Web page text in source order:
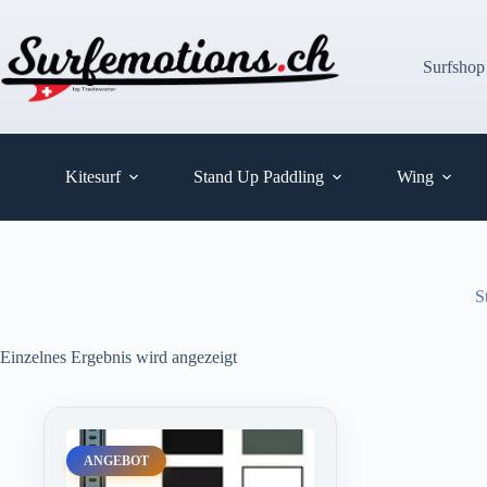
springen
Kitesurf Stand Up Paddling Wing
Einzelnes Ergebnis wird angezeigt
ANGEBOT